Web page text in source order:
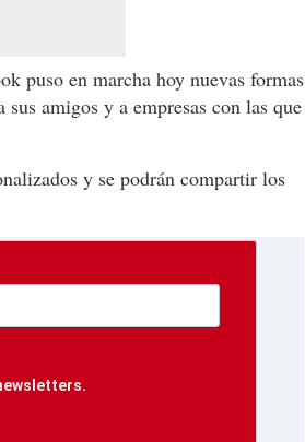
puso en marcha hoy nuevas formas
amigos y a empresas con las que
y se podrán compartir los